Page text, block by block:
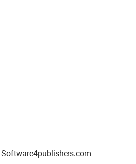
Software4publishers.com